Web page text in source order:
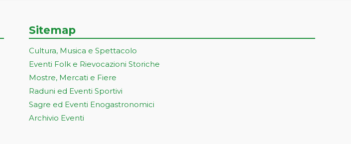
Sitemap
Cultura, Musica e Spettacolo
Eventi Folk e Rievocazioni Storiche
Mostre, Mercati e Fiere
Raduni ed Eventi Sportivi
Sagre ed Eventi Enogastronomici
Archivio Eventi